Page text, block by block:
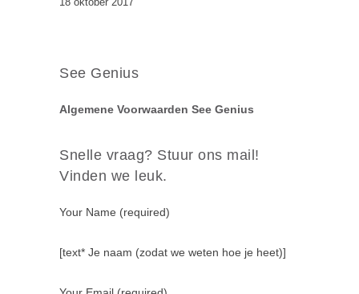
See Genius
Algemene Voorwaarden See Genius
Snelle vraag? Stuur ons mail!
Vinden we leuk.
Your Name (required)
[text* Je naam (zodat we weten hoe je heet)]